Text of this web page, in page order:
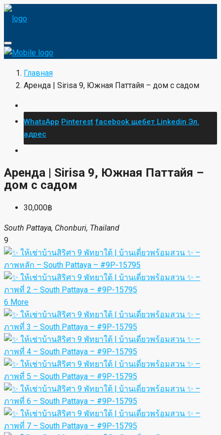
Главная
Аренда | Sirisa 9, Южная Паттайя – дом с садом
Copy Link
Telegram
Email
Аренда | Sirisa 9, Южная Паттайя –
дом с садом
30,000฿
South Pattaya, Chonburi, Thailand
6 More